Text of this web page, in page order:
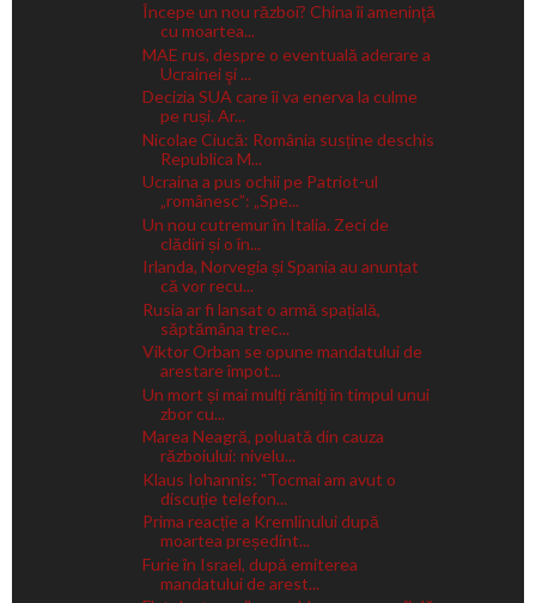
Începe un nou război? China îi ameninţă
cu moartea...
MAE rus, despre o eventuală aderare a
Ucrainei şi ...
Decizia SUA care îi va enerva la culme
pe ruși. Ar...
Nicolae Ciucă: România susține deschis
Republica M...
Ucraina a pus ochii pe Patriot-ul
„românesc”: „Spe...
Un nou cutremur în Italia. Zeci de
clădiri și o în...
Irlanda, Norvegia și Spania au anunțat
că vor recu...
Rusia ar fi lansat o armă spațială,
săptămâna trec...
Viktor Orban se opune mandatului de
arestare împot...
Un mort și mai mulți răniți în timpul unui
zbor cu...
Marea Neagră, poluată din cauza
războiului: nivelu...
Klaus Iohannis: "Tocmai am avut o
discuție telefon...
Prima reacție a Kremlinului după
moartea președint...
Furie în Israel, după emiterea
mandatului de arest...